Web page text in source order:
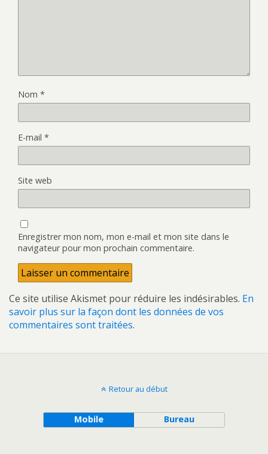
Nom *
E-mail *
Site web
Enregistrer mon nom, mon e-mail et mon site dans le
navigateur pour mon prochain commentaire.
Ce site utilise Akismet pour réduire les indésirables. En
savoir plus sur la façon dont les données de vos
commentaires sont traitées.
Retour au début
Mobile Bureau